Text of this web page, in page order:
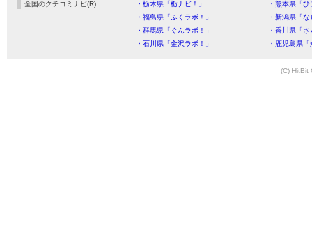
全国のクチコミナビ(R) ・栃木県「栃ナビ！」
・熊本県「
・福島県「ふくラボ！」
・新潟県「
・群馬県「ぐんラボ！」
・香川県「
・石川県「金沢ラボ！」
・鹿児島県
(C) HitBit